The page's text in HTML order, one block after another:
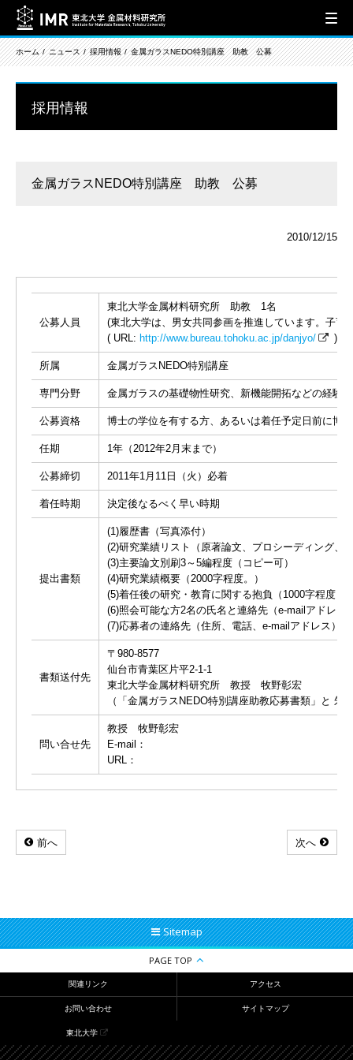
ホーム ニュース 採用情報 金属ガラスNEDO特別講座 助教 公募
採用情報
金属ガラスNEDO特別講座 助教 公募
2010/12/15
公募人員
東北大学金属材料研究所 助教 1名
(東北大学は、男女共同参画を推進しています。子
( URL: http://www.bureau.tohoku.ac.jp/danjyo/ )
所属 金属ガラスNEDO特別講座
専門分野 金属ガラスの基礎物性研究、新機能開拓などの経験
公募資格 博士の学位を有する方、あるいは着任予定日前に博
任期 1年（2012年2月末まで）
公募締切 2011年1月11日（火）必着
着任時期 決定後なるべく早い時期
提出書類
(1)履歴書（写真添付）
(2)研究業績リスト（原著論文、プロシーディング、
(3)主要論文別刷3～5編程度（コピー可）
(4)研究業績概要（2000字程度。）
(5)着任後の研究・教育に関する抱負（1000字程度）
(6)照会可能な方2名の氏名と連絡先（e-mailアドレス
(7)応募者の連絡先（住所、電話、e-mailアドレス）
書類送付先
〒980-8577
仙台市青葉区片平2-1-1
東北大学金属材料研究所 教授 牧野彰宏
（「金属ガラスNEDO特別講座助教応募書類」と
問い合せ先
教授 牧野彰宏
E-mail：
URL：
前へ 次へ
Sitemap
PAGE TOP
関連リンク アクセス
お問い合わせ サイトマップ
東北大学